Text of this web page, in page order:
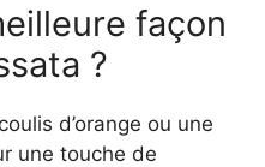
façon
?
d’orange ou une
une touche de